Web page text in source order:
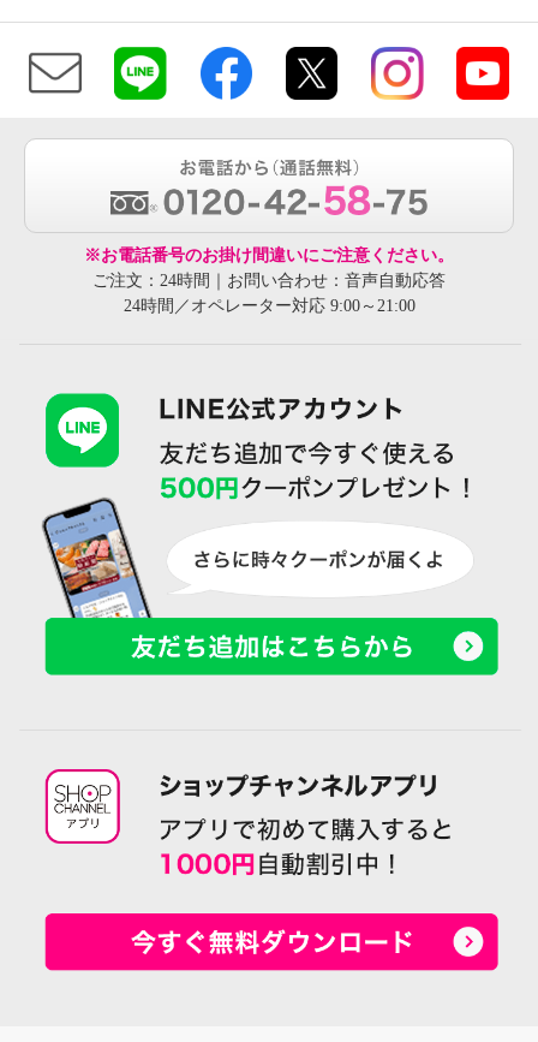
※お電話番号のお掛け間違いにご注意ください。
ご注文：24時間｜お問い合わせ：音声自動応答
24時間／オペレーター対応 9:00～21:00